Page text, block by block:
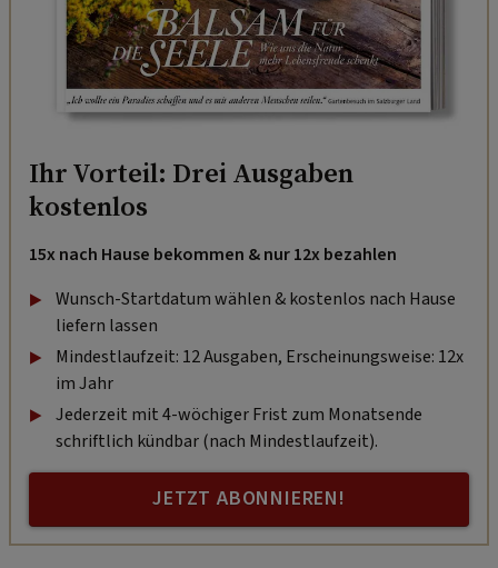
Ihr Vorteil: Drei Ausgaben
kostenlos
15x nach Hause bekommen & nur 12x bezahlen
Wunsch-Startdatum wählen & kostenlos nach Hause
liefern lassen
Mindestlaufzeit: 12 Ausgaben, Erscheinungsweise: 12x
im Jahr
Jederzeit mit 4-wöchiger Frist zum Monatsende
schriftlich kündbar (nach Mindestlaufzeit).
JETZT ABONNIEREN!